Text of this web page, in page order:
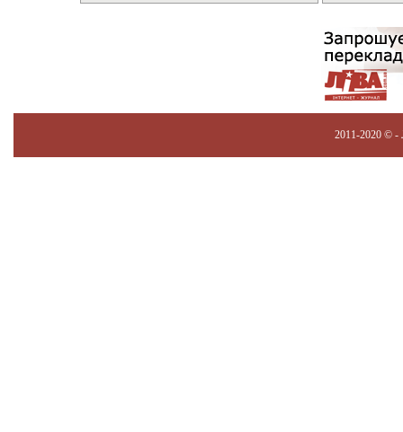
2011-2020 © -